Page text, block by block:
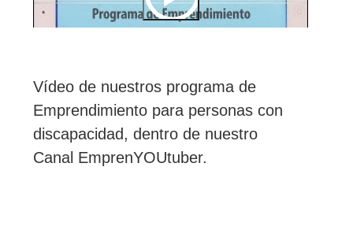
Vídeo de nuestros programa de
Emprendimiento para personas con
discapacidad, dentro de nuestro
Canal EmprenYOUtuber.